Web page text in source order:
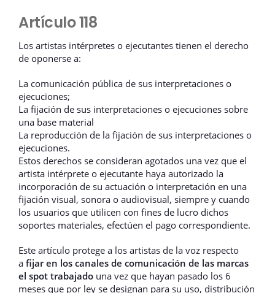
Artículo 118
Los artistas intérpretes o ejecutantes tienen el derecho
de oponerse a:
La comunicación pública de sus interpretaciones o
ejecuciones;
La fijación de sus interpretaciones o ejecuciones sobre
una base material
La reproducción de la fijación de sus interpretaciones o
ejecuciones.
Estos derechos se consideran agotados una vez que el
artista intérprete o ejecutante haya autorizado la
incorporación de su actuación o interpretación en una
fijación visual, sonora o audiovisual, siempre y cuando
los usuarios que utilicen con fines de lucro dichos
soportes materiales, efectúen el pago correspondiente.
Este artículo protege a los artistas de la voz respecto
a fijar en los canales de comunicación de las marcas
el spot trabajado una vez que hayan pasado los 6
meses que por ley se designan para su uso, distribución